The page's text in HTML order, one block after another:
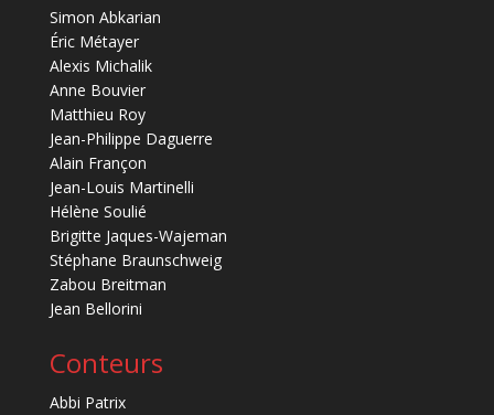
Simon Abkarian
Éric Métayer
Alexis Michalik
Anne Bouvier
Matthieu Roy
Jean-Philippe Daguerre
Alain Françon
Jean-Louis Martinelli
Hélène Soulié
Brigitte Jaques-Wajeman
Stéphane Braunschweig
Zabou Breitman
Jean Bellorini
Conteurs
Abbi Patrix